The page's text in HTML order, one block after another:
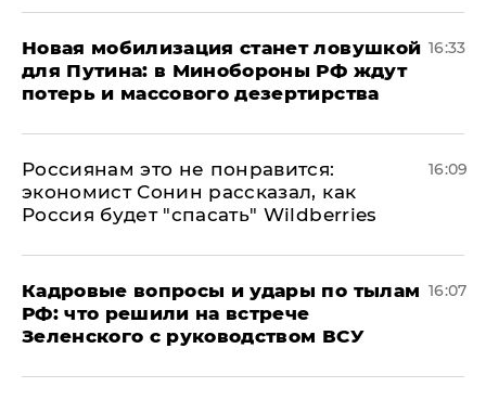
​Новая мобилизация станет ловушкой
для Путина: в Минобороны РФ ждут
потерь и массового дезертирства
16:33
Россиянам это не понравится:
экономист Сонин рассказал, как
Россия будет "спасать" Wildberries
16:09
Кадровые вопросы и удары по тылам
РФ: что решили на встрече
Зеленского с руководством ВСУ
16:07